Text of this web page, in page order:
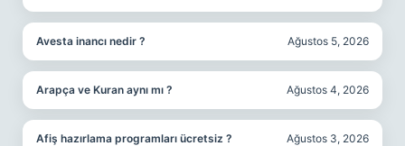
Avesta inancı nedir ? Ağustos 5, 2026
Arapça ve Kuran aynı mı ? Ağustos 4, 2026
Afiş hazırlama programları ücretsiz ? Ağustos 3, 2026